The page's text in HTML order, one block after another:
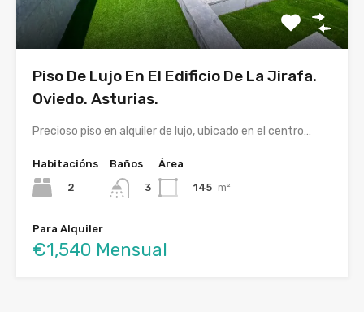
Piso De Lujo En El Edificio De La Jirafa.
Oviedo. Asturias.
Precioso piso en alquiler de lujo, ubicado en el centro…
Habitacións
2
Baños
3
Área
145 m²
Para Alquiler
€1,540 Mensual